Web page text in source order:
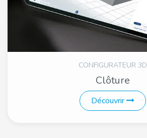
CONFIGURATEUR 3D
Clôture
Découvrir